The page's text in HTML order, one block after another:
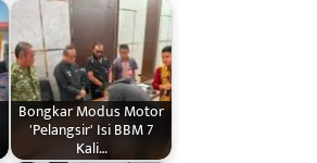
Bongkar Modus Motor
'Pelangsir' Isi BBM 7
Kali…